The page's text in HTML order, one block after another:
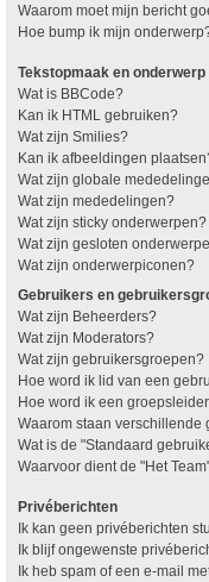
Waarom moet mijn bericht
Hoe bump ik mijn
Tekstopmaak en
Wat is BBCode?
Kan ik HTML gebruiken?
Wat zijn Smilies?
Kan ik afbeeldingen
Wat zijn globale
Wat zijn mededelingen?
Wat zijn sticky onderwerpen?
Wat zijn gesloten
Wat zijn onderwerpiconen?
Gebruikers en
Wat zijn Beheerders?
Wat zijn Moderators?
Wat zijn gebruikersgroepen?
Hoe word ik lid van een
Hoe word ik een
Waarom staan
Wat is de "Standaard
Waarvoor dient de "Het
Privéberichten
Ik kan geen privéberichten
Ik blijf ongewenste
Ik heb spam of een e-mail